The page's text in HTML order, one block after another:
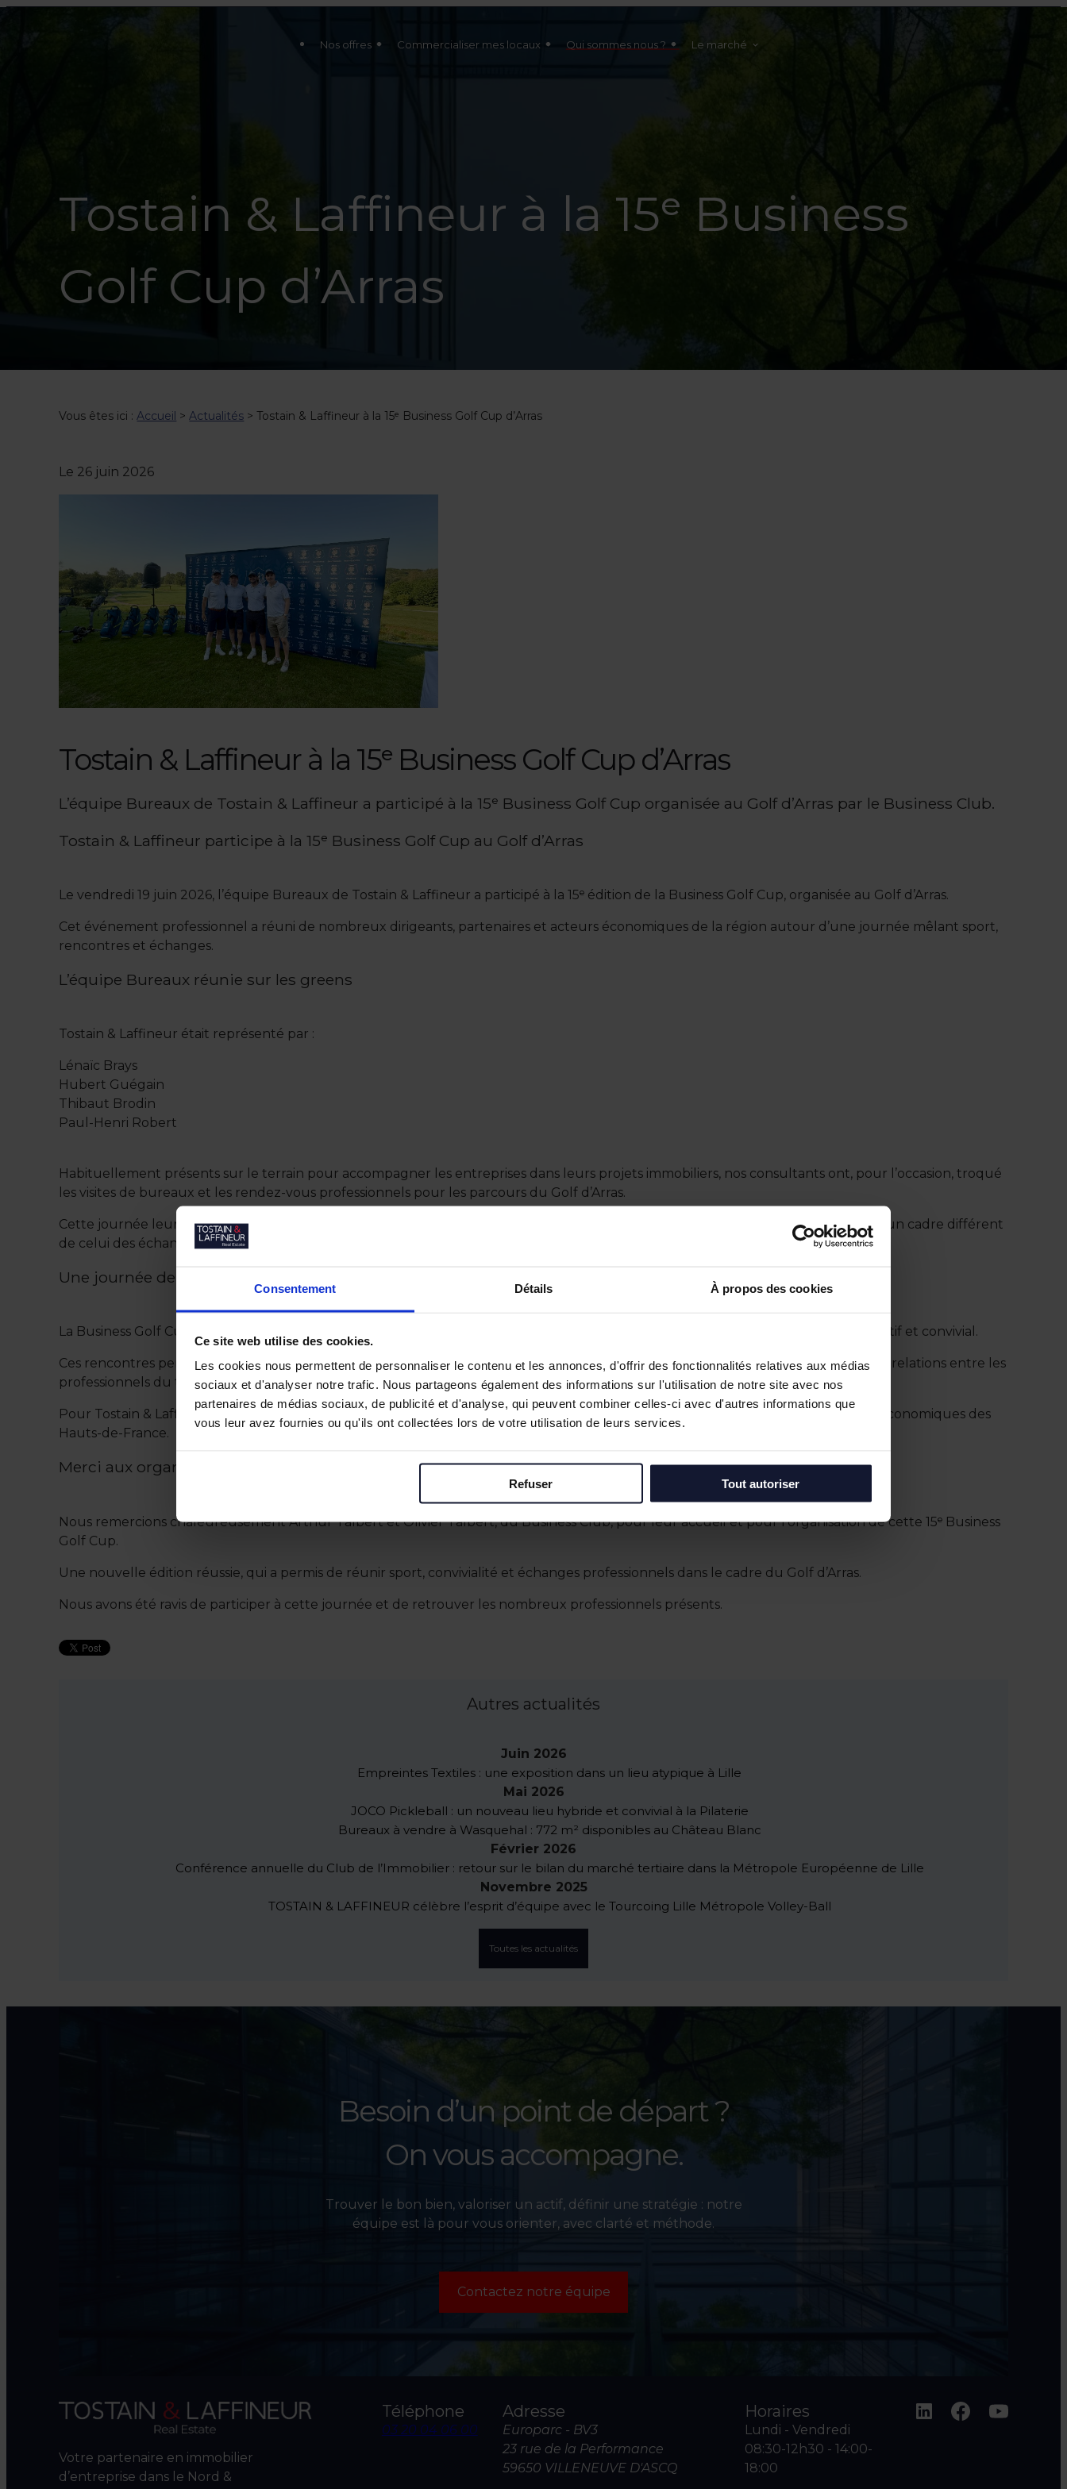
Consentement Détails À propos des cookies
Ce site web utilise des cookies.
Les cookies nous permettent de personnaliser le contenu et les annonces, d'offrir des fonctionnalités relatives aux médias
sociaux et d'analyser notre trafic. Nous partageons également des informations sur l'utilisation de notre site avec nos
partenaires de médias sociaux, de publicité et d'analyse, qui peuvent combiner celles-ci avec d'autres informations que
vous leur avez fournies ou qu'ils ont collectées lors de votre utilisation de leurs services.
Refuser Tout autoriser
Nos offres Commercialiser mes locaux Qui sommes nous ? Le marché
Tostain & Laffineur à la 15ᵉ Business
Golf Cup d’Arras
Vous êtes ici : Accueil >Actualités > Tostain & Laffineur à la 15ᵉ Business Golf Cup d’Arras
Le 26 juin 2026
Tostain & Laffineur à la 15ᵉ Business Golf Cup d’Arras
L’équipe Bureaux de Tostain & Laffineur a participé à la 15ᵉ Business Golf Cup organisée au Golf d’Arras par le Business Club.
Tostain & Laffineur participe à la 15ᵉ Business Golf Cup au Golf d’Arras
Le vendredi 19 juin 2026, l’équipe Bureaux de Tostain & Laffineur a participé à la 15ᵉ édition de la Business Golf Cup, organisée au Golf d’Arras.
Cet événement professionnel a réuni de nombreux dirigeants, partenaires et acteurs économiques de la région autour d’une journée mêlant sport,
rencontres et échanges.
L’équipe Bureaux réunie sur les greens
Tostain & Laffineur était représenté par :
Lénaïc Brays
Hubert Guégain
Thibaut Brodin
Paul-Henri Robert
Habituellement présents sur le terrain pour accompagner les entreprises dans leurs projets immobiliers, nos consultants ont, pour l’occasion, troqué
les visites de bureaux et les rendez-vous professionnels pour les parcours du Golf d’Arras.
Cette journée leur a permis de partager un moment en équipe, mais également de rencontrer de nombreux professionnels dans un cadre différent
de celui des échanges habituels.
Une journée de rencontres entre professionnels
La Business Golf Cup est l’occasion de réunir des acteurs issus de différents secteurs d’activité autour d’un événement à la fois sportif et convivial.
Ces rencontres permettent de prendre le temps d’échanger autrement, de découvrir de nouvelles entreprises et de renforcer les relations entre les
professionnels du territoire.
Pour Tostain & Laffineur, participer à ce type d’événement s’inscrit pleinement dans une démarche de proximité avec les acteurs économiques des
Hauts-de-France.
Merci aux organisateurs
Nous remercions chaleureusement Arthur Talbert et Olivier Talbert, du Business Club, pour leur accueil et pour l’organisation de cette 15ᵉ Business
Golf Cup.
Une nouvelle édition réussie, qui a permis de réunir sport, convivialité et échanges professionnels dans le cadre du Golf d’Arras.
Nous avons été ravis de participer à cette journée et de retrouver les nombreux professionnels présents.
Autres actualités
Juin 2026
Empreintes Textiles : une exposition dans un lieu atypique à Lille
Mai 2026
JOCO Pickleball : un nouveau lieu hybride et convivial à la Pilaterie
Bureaux à vendre à Wasquehal : 772 m² disponibles au Château Blanc
Février 2026
Conférence annuelle du Club de l’Immobilier : retour sur le bilan du marché tertiaire dans la Métropole Européenne de Lille
Novembre 2025
TOSTAIN & LAFFINEUR célèbre l’esprit d’équipe avec le Tourcoing Lille Métropole Volley-Ball
Toutes les actualités
Besoin d’un point de départ ?
On vous accompagne.
Trouver le bon bien, valoriser un actif, définir une stratégie : notre
équipe est là pour vous orienter, avec clarté et méthode.
Contactez notre équipe
Votre partenaire en immobilier
d’entreprise dans le Nord &
Téléphone
03 20 04 06 00
Adresse
Europarc - BV3
23 rue de la Performance
59650 VILLENEUVE D'ASCQ
Horaires
Lundi - Vendredi
08:30-12h30 - 14:00-
18:00